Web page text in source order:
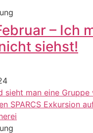
– Ich
siehst!